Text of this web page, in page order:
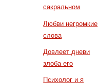
сакральном
Любви негромкие
слова
Довлеет дневи
злоба его
Психолог и я